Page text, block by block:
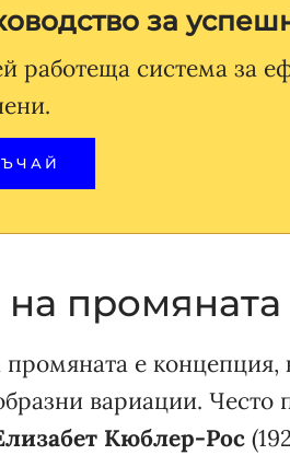
за
работеща система за
промяната
промяната е концепция,
вариации. Често
Кюблер-Рос